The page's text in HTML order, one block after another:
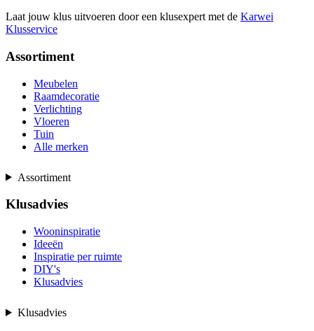
Laat jouw klus uitvoeren door een klusexpert met de Karwei
Klusservice
Assortiment
Meubelen
Raamdecoratie
Verlichting
Vloeren
Tuin
Alle merken
Assortiment
Klusadvies
Wooninspiratie
Ideeën
Inspiratie per ruimte
DIY's
Klusadvies
Klusadvies